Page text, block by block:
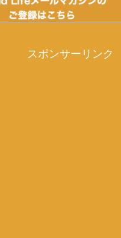
スポンサーリンク